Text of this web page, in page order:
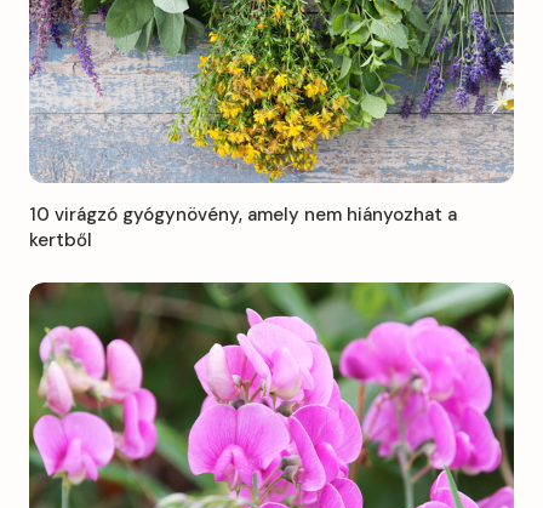
10 virágzó gyógynövény, amely nem hiányozhat a
kertből